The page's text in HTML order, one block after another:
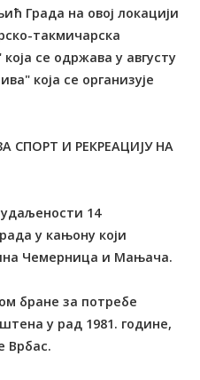
Града на овој локацији
такмичарска
се одржава у августу
која се организује
СПОРТ И РЕКРЕАЦИЈУ НА
14
у кањону који
Чемерница и Мањача.
бране за потребе
у рад 1981. године,
Врбас.